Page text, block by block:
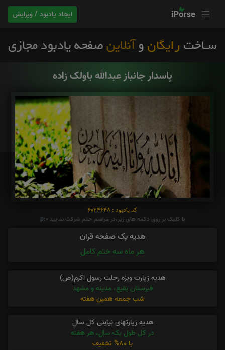
ایجاد یادبود / ویرایش
پاسدار جانباز عبدالله باولک زاده
کد یادبود : 6024648
با کلیک بر روی دکمه های زیر،در مراسم ختم شرکت نمایید p:0
هدیه یک صفحه قرآن
هر ماه سه ختم کامل
هدیه زیارت ویژه رحلت رسول اکرم(ص)
قبرستان بقیع، مدینه و مشهد
شب جمعه همین هفته
هدیه زیارتهای نیابتی کل سال
در کل طول یک سال، هر هفته
با 80% تخفیف